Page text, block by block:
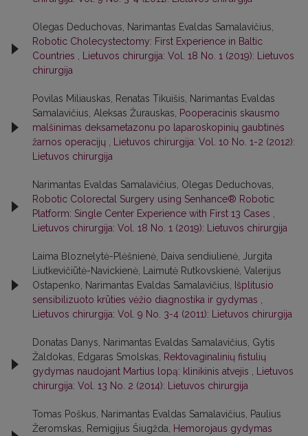
Olegas Deduchovas, Narimantas Evaldas Samalavičius,
Robotic Cholecystectomy: First Experience in Baltic
Countries
Lietuvos chirurgija: Vol. 18 No. 1 (2019): Lietuvos
chirurgija
Povilas Miliauskas, Renatas Tikuišis, Narimantas Evaldas
Samalavičius, Aleksas Žurauskas,
Pooperacinis skausmo
malšinimas deksametazonu po laparoskopinių gaubtinės
žarnos operacijų
Lietuvos chirurgija: Vol. 10 No. 1-2 (2012):
Lietuvos chirurgija
Narimantas Evaldas Samalavičius, Olegas Deduchovas,
Robotic Colorectal Surgery using Senhance® Robotic
Platform: Single Center Experience with First 13 Cases
Lietuvos chirurgija: Vol. 18 No. 1 (2019): Lietuvos chirurgija
Laima Bloznelytė-Plėšnienė, Daiva sendiulienė, Jurgita
Liutkevičiūtė-Navickienė, Laimutė Rutkovskienė, Valerijus
Ostapenko, Narimantas Evaldas Samalavičius,
Išplitusio
sensibilizuoto krūties vėžio diagnostika ir gydymas
Lietuvos chirurgija: Vol. 9 No. 3-4 (2011): Lietuvos chirurgija
Donatas Danys, Narimantas Evaldas Samalavičius, Gytis
Žaldokas, Edgaras Smolskas,
Rektovaginalinių fistulių
gydymas naudojant Martius lopą: klinikinis atvejis
Lietuvos
chirurgija: Vol. 13 No. 2 (2014): Lietuvos chirurgija
Tomas Poškus, Narimantas Evaldas Samalavičius, Paulius
Žeromskas, Remigijus Šiugžda,
Hemorojaus gydymas